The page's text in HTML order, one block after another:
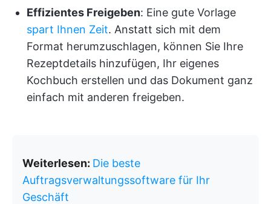
Effizientes Freigeben: Eine gute Vorlage
spart Ihnen Zeit. Anstatt sich mit dem
Format herumzuschlagen, können Sie Ihre
Rezeptdetails hinzufügen, Ihr eigenes
Kochbuch erstellen und das Dokument ganz
einfach mit anderen freigeben.
Weiterlesen: Die beste
Auftragsverwaltungssoftware für Ihr
Geschäft